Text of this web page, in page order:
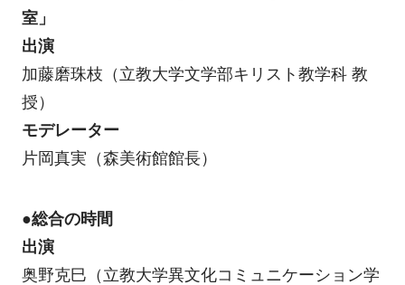
室」
出演
加藤磨珠枝（立教大学文学部キリスト教学科 教
授）
モデレーター
片岡真実（森美術館館長）
●総合の時間
出演
奥野克巳（立教大学異文化コミュニケーション学